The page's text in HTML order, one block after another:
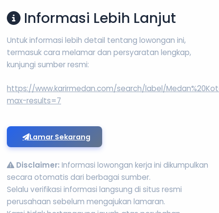
Informasi Lebih Lanjut
Untuk informasi lebih detail tentang lowongan ini,
termasuk cara melamar dan persyaratan lengkap,
kunjungi sumber resmi:
https://www.karirmedan.com/search/label/
max-results=7
Lamar Sekarang
Disclaimer: Informasi lowongan kerja ini dikumpulkan
secara otomatis dari berbagai sumber.
Selalu verifikasi informasi langsung di situs resmi
perusahaan sebelum mengajukan lamaran.